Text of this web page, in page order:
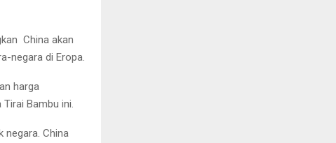
China akan
negara di Eropa.
harga
Bambu ini.
negara. China